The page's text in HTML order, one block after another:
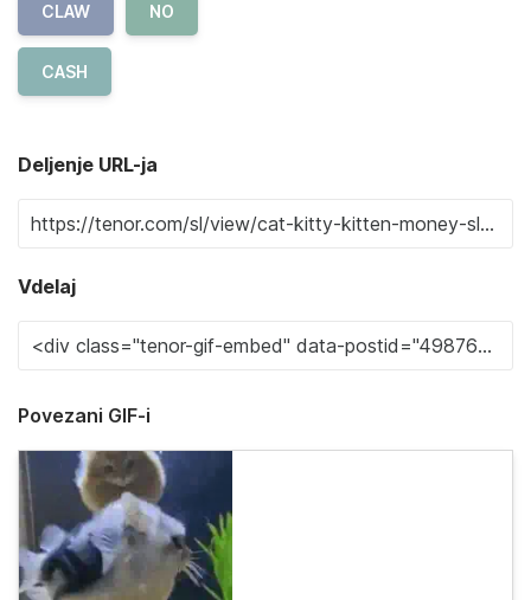
CLAW NO
CASH
Deljenje URL-ja
Vdelaj
Povezani GIF-i